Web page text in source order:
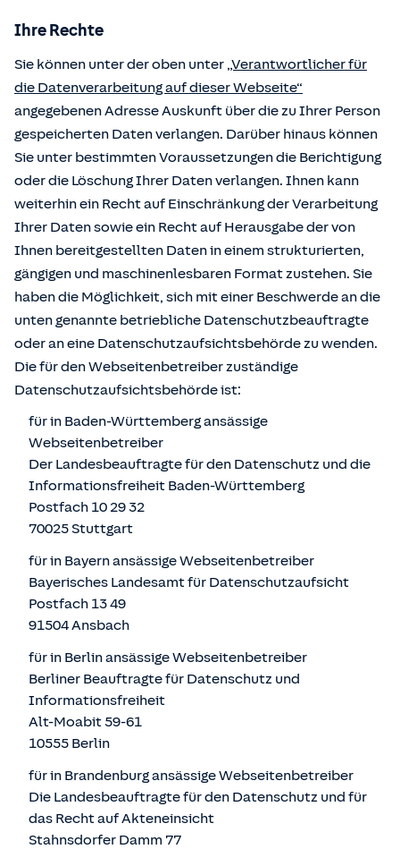
Ihre Rechte
Sie können unter der oben unter „Verantwortlicher für
die Datenverarbeitung auf dieser Webseite“
angegebenen Adresse Auskunft über die zu Ihrer Person
gespeicherten Daten verlangen. Darüber hinaus können
Sie unter bestimmten Voraussetzungen die Berichtigung
oder die Löschung Ihrer Daten verlangen. Ihnen kann
weiterhin ein Recht auf Einschränkung der Verarbeitung
Ihrer Daten sowie ein Recht auf Herausgabe der von
Ihnen bereitgestellten Daten in einem strukturierten,
gängigen und maschinenlesbaren Format zustehen. Sie
haben die Möglichkeit, sich mit einer Beschwerde an die
unten genannte betriebliche Datenschutzbeauftragte
oder an eine Datenschutzaufsichtsbehörde zu wenden.
Die für den Webseitenbetreiber zuständige
Datenschutzaufsichtsbehörde ist:
für in Baden-Württemberg ansässige
Webseitenbetreiber
Der Landesbeauftragte für den Datenschutz und die
Informationsfreiheit Baden-Württemberg
Postfach 10 29 32
70025 Stuttgart
für in Bayern ansässige Webseitenbetreiber
Bayerisches Landesamt für Datenschutzaufsicht
Postfach 13 49
91504 Ansbach
für in Berlin ansässige Webseitenbetreiber
Berliner Beauftragte für Datenschutz und
Informationsfreiheit
Alt-Moabit 59-61
10555 Berlin
für in Brandenburg ansässige Webseitenbetreiber
Die Landesbeauftragte für den Datenschutz und für
das Recht auf Akteneinsicht
Stahnsdorfer Damm 77